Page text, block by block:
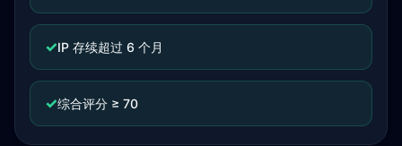
✓IP 存续超过 6 个月
✓综合评分 ≥ 70